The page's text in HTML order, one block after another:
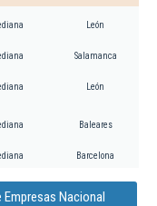
León
Salamanca
León
Baleares
Barcelona
Empresas Nacional